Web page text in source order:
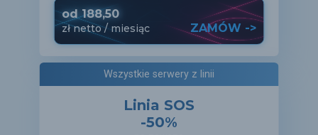
od188,50
złnetto/ miesiąc ZAMÓW ->
Wszystkie serwery z linii
Linia SOS
-50%